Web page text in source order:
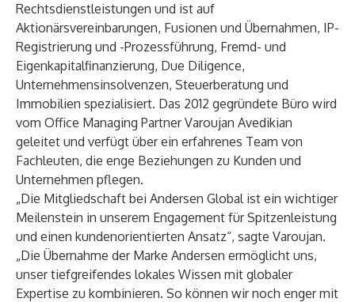
Rechtsdienstleistungen und ist auf
Aktionärsvereinbarungen, Fusionen und Übernahmen, IP-
Registrierung und -Prozessführung, Fremd- und
Eigenkapitalfinanzierung, Due Diligence,
Unternehmensinsolvenzen, Steuerberatung und
Immobilien spezialisiert. Das 2012 gegründete Büro wird
vom Office Managing Partner Varoujan Avedikian
geleitet und verfügt über ein erfahrenes Team von
Fachleuten, die enge Beziehungen zu Kunden und
Unternehmen pflegen.
„Die Mitgliedschaft bei Andersen Global ist ein wichtiger
Meilenstein in unserem Engagement für Spitzenleistung
und einen kundenorientierten Ansatz“, sagte Varoujan.
„Die Übernahme der Marke Andersen ermöglicht uns,
unser tiefgreifendes lokales Wissen mit globaler
Expertise zu kombinieren. So können wir noch enger mit